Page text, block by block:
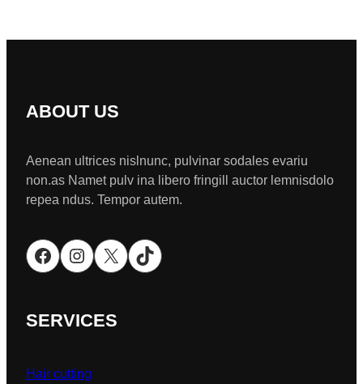
ABOUT US
Aenean ultrices nislnunc, pulvinar sodales evariu
non.as Namet pulv ina libero fringill auctor lemnisdolo
repea ndus. Tempor autem.
Facebook Instagram X TikTok
SERVICES
Hair cutting